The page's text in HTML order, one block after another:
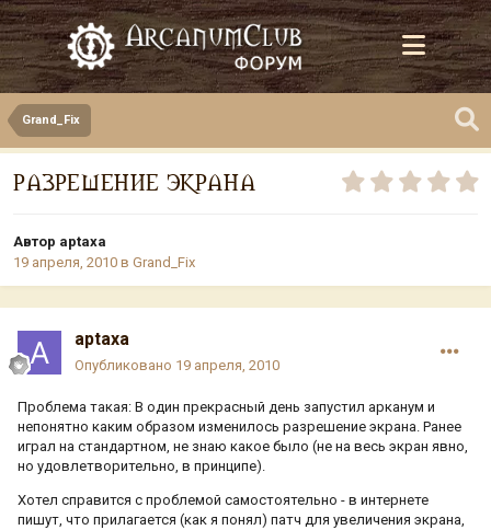
Grand_Fix
РАЗРЕШЕНИЕ ЭКРАНА
Автор aptaxa
19 апреля, 2010 в Grand_Fix
aptaxa
Опубликовано 19 апреля, 2010
Проблема такая: В один прекрасный день запустил арканум и
непонятно каким образом изменилось разрешение экрана. Ранее
играл на стандартном, не знаю какое было (не на весь экран явно,
но удовлетворительно, в принципе).
Хотел справится с проблемой самостоятельно - в интернете
пишут, что прилагается (как я понял) патч для увеличения экрана,